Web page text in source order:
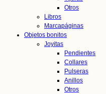
Otros
Libros
Marcapáginas
Objetos bonitos
Joyitas
Pendientes
Collares
Pulseras
Anillos
Otros